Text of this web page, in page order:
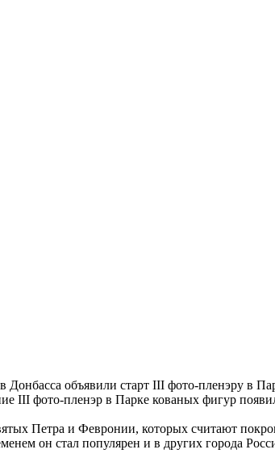
объявили старт III фото-пленэру в
III фото-пленэр в Парке кованых фигур
Петра и Февронии, которых считают
он стал популярен и в других города